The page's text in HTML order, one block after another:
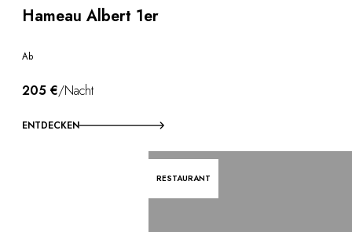
Hameau Albert 1er
Ab
205 €/Nacht
ENTDECKEN
RESTAURANT